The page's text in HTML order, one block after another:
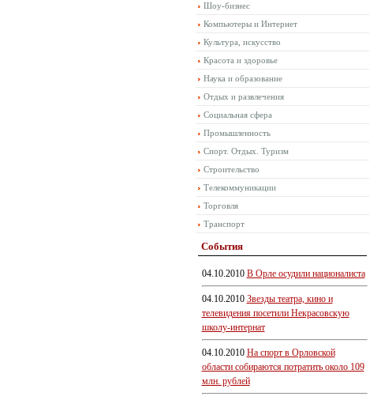
Шоу-бизнес
Компьютеры и Интернет
Культура, искусство
Красота и здоровье
Наука и образование
Отдых и развлечения
Социальная сфера
Промышленность
Спорт. Отдых. Туризм
Строительство
Телекоммуникации
Торговля
Транспорт
События
04.10.2010 В Орле осудили националиста
04.10.2010 Звезды театра, кино и
телевидения посетили Некрасовскую
школу-интернат
04.10.2010 На спорт в Орловской
области собираются потратить около 109
млн. рублей